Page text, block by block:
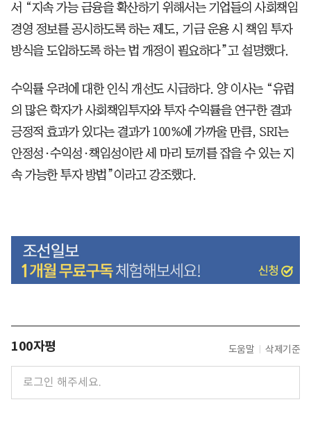
서 “지속 가능 금융을 확산하기 위해서는 기업들의 사회책임
경영 정보를 공시하도록 하는 제도, 기금 운용 시 책임 투자
방식을 도입하도록 하는 법 개정이 필요하다”고 설명했다.
수익률 우려에 대한 인식 개선도 시급하다. 양 이사는 “유럽
의 많은 학자가 사회책임투자와 투자 수익률을 연구한 결과
긍정적 효과가 있다는 결과가 100%에 가까울 만큼, SRI는
안정성·수익성·책임성이란 세 마리 토끼를 잡을 수 있는 지
속 가능한 투자 방법”이라고 강조했다.
100자평 도움말 삭제기준